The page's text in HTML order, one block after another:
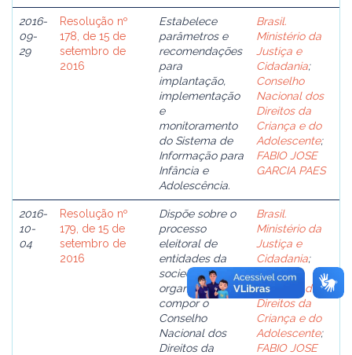
2016-
09-
29
Resolução nº
178, de 15 de
setembro de
2016
Estabelece
parâmetros e
recomendações
para
implantação,
implementação
e
monitoramento
do Sistema de
Informação para
Infância e
Adolescência.
Brasil.
Ministério da
Justiça e
Cidadania;
Conselho
Nacional dos
Direitos da
Criança e do
Adolescente;
FABIO JOSE
GARCIA PAES
2016-
10-
04
Resolução nº
179, de 15 de
setembro de
2016
Dispõe sobre o
processo
eleitoral de
entidades da
sociedade civil
organizada para
compor o
Conselho
Nacional dos
Direitos da
Brasil.
Ministério da
Justiça e
Cidadania;
Conselho
Nacional dos
Direitos da
Criança e do
Adolescente;
FABIO JOSE